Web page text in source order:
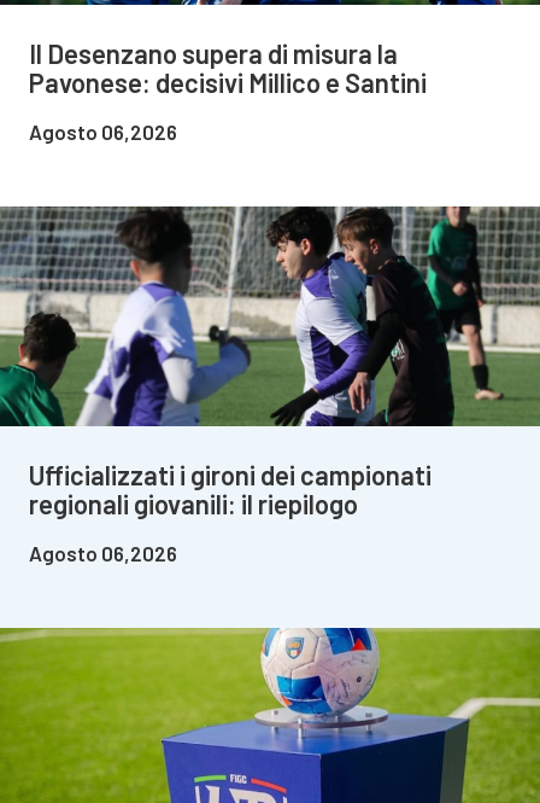
Il Desenzano supera di misura la
Pavonese: decisivi Millico e Santini
Agosto 06,2026
Ufficializzati i gironi dei campionati
regionali giovanili: il riepilogo
Agosto 06,2026